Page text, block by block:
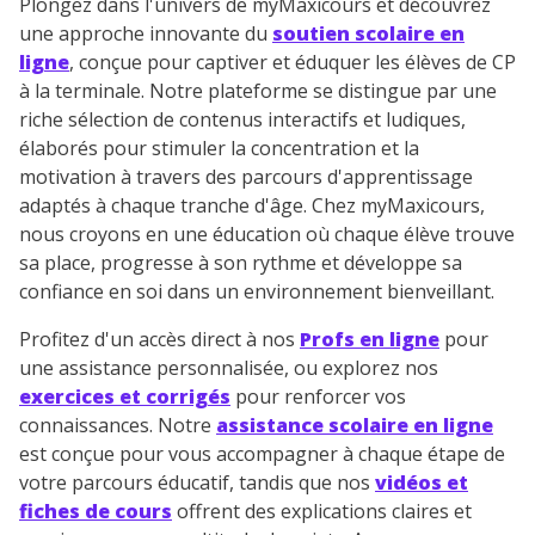
une approche innovante du soutien scolaire en
ligne, conçue pour captiver et éduquer les élèves de CP
à la terminale. Notre plateforme se distingue par une
riche sélection de contenus interactifs et ludiques,
élaborés pour stimuler la concentration et la
motivation à travers des parcours d'apprentissage
adaptés à chaque tranche d'âge. Chez myMaxicours,
nous croyons en une éducation où chaque élève trouve
sa place, progresse à son rythme et développe sa
confiance en soi dans un environnement bienveillant.
Profitez d'un accès direct à nos Profs en ligne pour
une assistance personnalisée, ou explorez nos
exercices et corrigés pour renforcer vos
connaissances. Notre assistance scolaire en ligne
est conçue pour vous accompagner à chaque étape de
votre parcours éducatif, tandis que nos vidéos et
fiches de cours offrent des explications claires et
personnelles et pour exercer vos droits, vous pouvez
consulternotre charte.